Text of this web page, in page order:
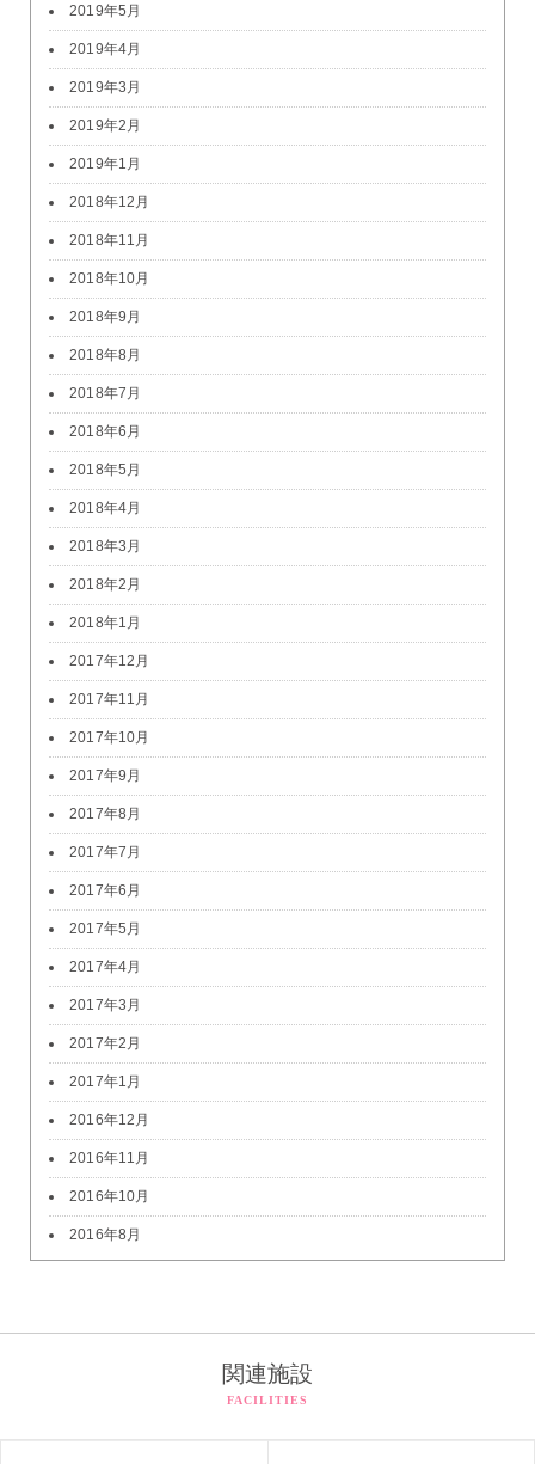
2019年5月
2019年4月
2019年3月
2019年2月
2019年1月
2018年12月
2018年11月
2018年10月
2018年9月
2018年8月
2018年7月
2018年6月
2018年5月
2018年4月
2018年3月
2018年2月
2018年1月
2017年12月
2017年11月
2017年10月
2017年9月
2017年8月
2017年7月
2017年6月
2017年5月
2017年4月
2017年3月
2017年2月
2017年1月
2016年12月
2016年11月
2016年10月
2016年8月
関連施設
FACILITIES